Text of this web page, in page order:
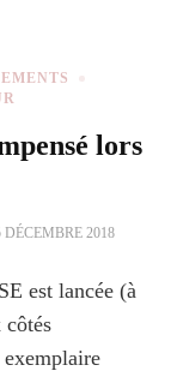
lors
DÉCEMBRE 2018
est lancée (à
côtés
exemplaire